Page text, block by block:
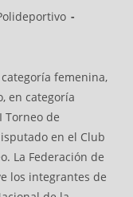
femenina,
en categoría
Torneo de
en el Club
La Federación de
los integrantes de